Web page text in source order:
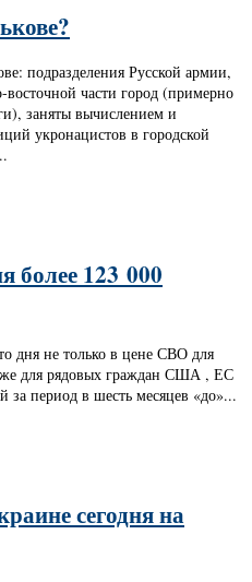
подразделения Русской армии,
восточной части город (примерно
заняты вычислением и
укронацистов в городской
более 123 000
дня не только в цене СВО для
же для рядовых граждан США , ЕС
период в шесть месяцев «до»...
сегодня на